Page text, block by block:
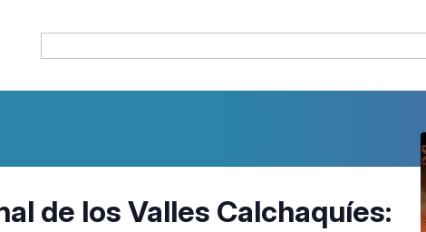
de los Valles Calchaquíes: